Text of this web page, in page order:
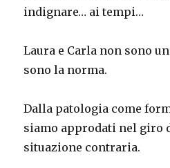
indignare… ai tempi…
Laura e Carla non sono
sono la norma.
Dalla patologia come
siamo approdati nel giro
situazione contraria.